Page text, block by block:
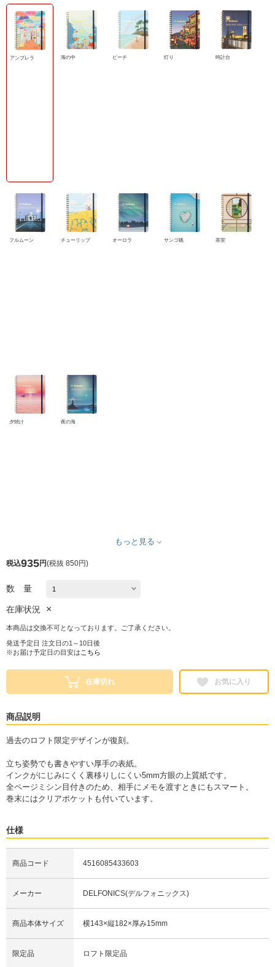
アンブレラ 海の中 ビーチ 灯り 時計台
フルムーン チューリップ オーロラ サンゴ礁 茶室
夕焼け 夜の海
もっと見る
税込935円(税抜 850円)
数 量
在庫状況 ×
本商品は交換不可となっております。ご了承ください。
発送予定日 注文日の1～10日後
※お届け予定日の目安は こちら
在庫切れ お気に入り
商品説明
過去のロフト限定デザインが復刻。
立ち姿勢でも書きやすい厚手の表紙。
インクがにじみにくく裏移りしにくい5mm方眼の上質紙です。
全ページミシン目付きのため、相手にメモを渡すときにもスマート。
巻末にはクリアポケットも付いています。
仕様
商品コード 4516085433603
メーカー DELFONICS(デルフォニックス)
商品本体サイズ 横143×縦182×厚み15mm
限定品 ロフト限定品